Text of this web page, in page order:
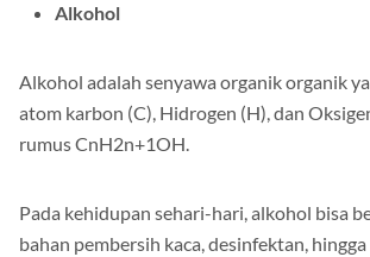
Alkohol
Alkohol adalah senyawa organik organik
atom karbon (C), Hidrogen (H), dan
rumus CnH2n+1OH.
Pada kehidupan sehari-hari, alkohol bisa
bahan pembersih kaca, desinfektan,